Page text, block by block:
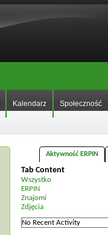
Kalendarz Społeczność
Aktywność ERPIN
Tab Content
Wszystko
ERPIN
Znajomi
Zdjęcia
No Recent Activity